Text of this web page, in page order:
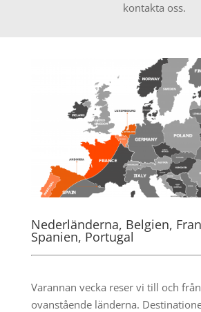
kontakta oss.
Nederländerna, Belgien,
Spanien, Portugal
Varannan vecka reser vi till och
ovanstående länderna.